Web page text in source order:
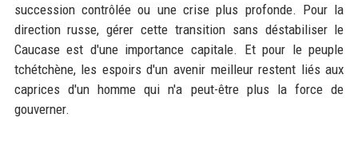
succession contrôlée ou une crise plus profonde. Pour la
direction russe, gérer cette transition sans déstabiliser le
Caucase est d'une importance capitale. Et pour le peuple
tchétchène, les espoirs d'un avenir meilleur restent liés aux
caprices d'un homme qui n'a peut-être plus la force de
gouverner.